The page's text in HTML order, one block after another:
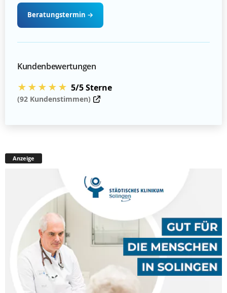
Beratungstermin →
Kundenbewertungen
★★★★★ 5/5 Sterne
(92 Kundenstimmen)
Anzeige